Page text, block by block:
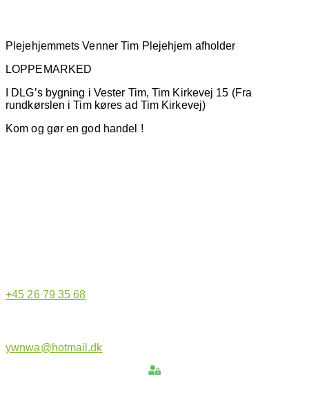
Plejehjemmets Venner Tim Plejehjem afholder
LOPPEMARKED
I DLG’s bygning i Vester Tim, Tim Kirkevej 15 (Fra
rundkørslen i Tim køres ad Tim Kirkevej)
Kom og gør en god handel !
+45 26 79 35 68
ywnwa@hotmail.dk